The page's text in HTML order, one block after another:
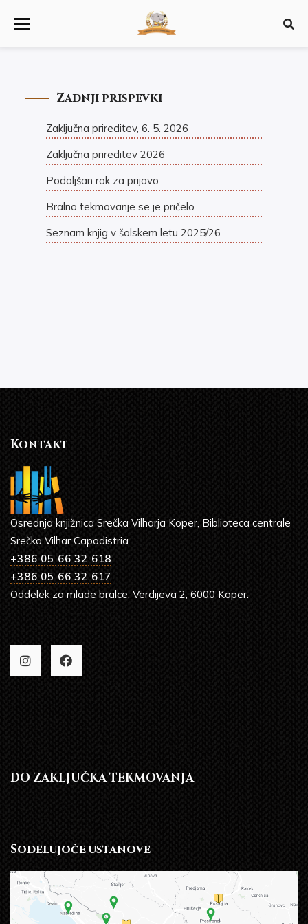
Zadnji prispevki
Zaključna prireditev, 6. 5. 2026
Zaključna prireditev 2026
Podaljšan rok za prijavo
Bralno tekmovanje se je pričelo
Seznam knjig v šolskem letu 2025/26
Kontakt
Osrednja knjižnica Srečka Vilharja Koper, Biblioteca centrale
Srečko Vilhar Capodistria.
+386 05 66 32 618
+386 05 66 32 617
Oddelek za mlade bralce, Verdijeva 2, 6000 Koper.
DO ZAKLJUČKA TEKMOVANJA
Sodelujoče ustanove